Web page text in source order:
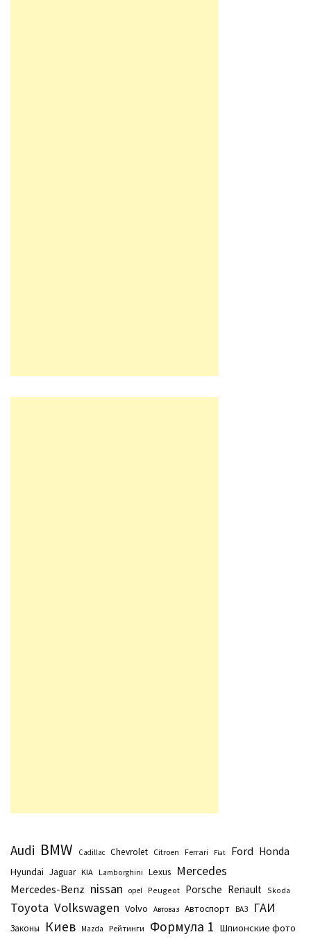
Audi BMW Cadillac Chevrolet Citroen Ferrari Fiat Ford Honda
Hyundai Jaguar KIA Lamborghini Lexus Mercedes
Mercedes-Benz nissan opel Peugeot Porsche Renault Skoda
Toyota Volkswagen Volvo Автоваз Автоспорт ВАЗ ГАИ
Законы Киев Маzda Рейтинги Формула 1 Шпионские фото